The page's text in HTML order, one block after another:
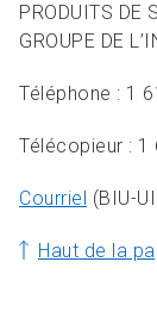
PRODUITS DE
GROUPE DE
Téléphone : 1
Télécopieur : 1
Courriel (BIU-
Haut de la